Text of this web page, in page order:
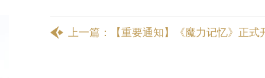
上一篇： 【重要通知】《魔力记忆》正式